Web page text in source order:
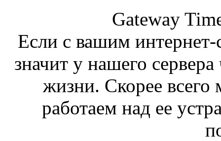
Gateway
Если с вашим интернет-
значит у нашего
жизни. Скорее
работаем над ее